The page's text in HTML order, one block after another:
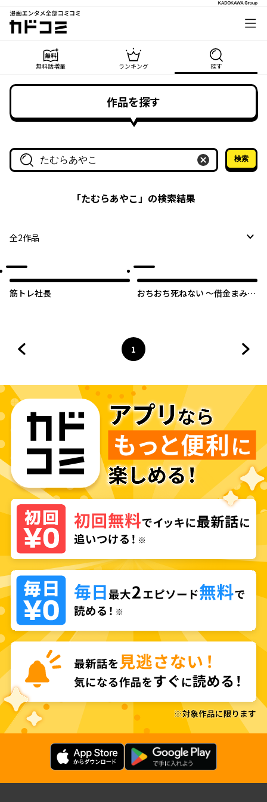
漫画エンタメ全部コミコミ
カドコミ
無料話増量 ランキング 探す
作品を探す
作品名・作家名で探す
検索
「たむらあやこ」の検索結果
全2作品
筋トレ社長
おちおち死ねない ～借金まみれ
ページ
1
へ